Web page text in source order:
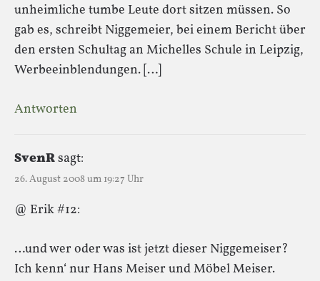
unheimliche tumbe Leute dort sitzen müssen. So
gab es, schreibt Niggemeier, bei einem Bericht über
den ersten Schultag an Michelles Schule in Leipzig,
Werbeeinblendungen. […]
Antworten
SvenRsagt:
26. August 2008 um 19:27 Uhr
@ Erik #12:
…und wer oder was ist jetzt dieser Niggemeiser?
Ich kenn‘ nur Hans Meiser und Möbel Meiser.